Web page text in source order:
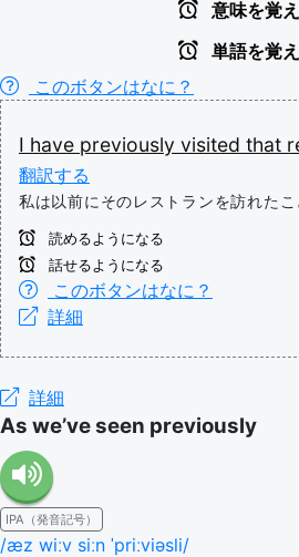
意味を覚
単語を覚
このボタンはなに？
I have previously visited that
翻訳する
私は以前にそのレストランを訪れたこ
読めるようになる
話せるようになる
このボタンはなに？
詳細
詳細
As we’ve seen previously
IPA（発音記号）
/æz wiːv siːn ˈpriːviəsli/